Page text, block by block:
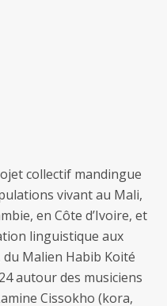
collectif mandingue
vivant au Mali,
en Côte d’Ivoire, et
linguistique aux
Malien Habib Koité
autour des musiciens
Cissokho (kora,